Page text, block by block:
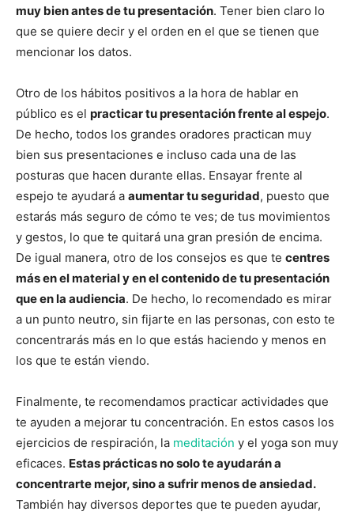
muy bien antes de tu presentación. Tener bien claro lo
que se quiere decir y el orden en el que se tienen que
mencionar los datos.
Otro de los hábitos positivos a la hora de hablar en
público es el practicar tu presentación frente al espejo.
De hecho, todos los grandes oradores practican muy
bien sus presentaciones e incluso cada una de las
posturas que hacen durante ellas. Ensayar frente al
espejo te ayudará a aumentar tu seguridad, puesto que
estarás más seguro de cómo te ves; de tus movimientos
y gestos, lo que te quitará una gran presión de encima.
De igual manera, otro de los consejos es que te centres
más en el material y en el contenido de tu presentación
que en la audiencia. De hecho, lo recomendado es mirar
a un punto neutro, sin fijarte en las personas, con esto te
concentrarás más en lo que estás haciendo y menos en
los que te están viendo.
Finalmente, te recomendamos practicar actividades que
te ayuden a mejorar tu concentración. En estos casos los
ejercicios de respiración, la meditación y el yoga son muy
eficaces. Estas prácticas no solo te ayudarán a
concentrarte mejor, sino a sufrir menos de ansiedad.
También hay diversos deportes que te pueden ayudar,